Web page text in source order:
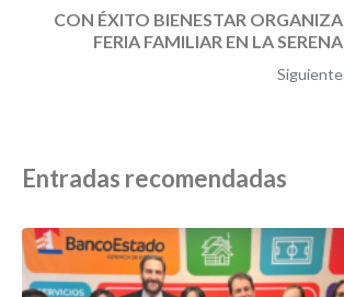
CON ÉXITO BIENESTAR ORGANIZA
FERIA FAMILIAR EN LA SERENA
Siguiente
Entradas recomendadas